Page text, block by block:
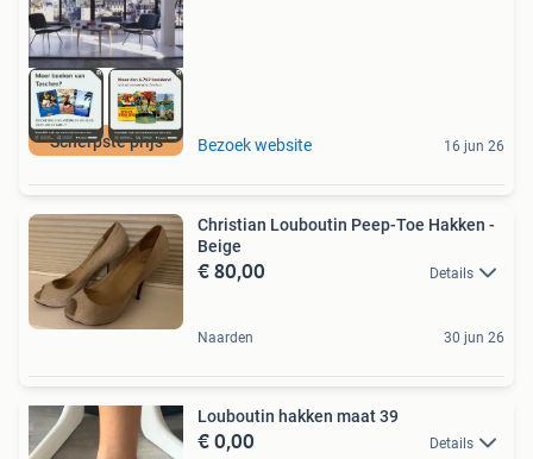
Scherpste prijs Bezoek website 16 jun 26
Christian Louboutin Peep-Toe Hakken -
Beige
€ 80,00 Details
Naarden 30 jun 26
Louboutin hakken maat 39
€ 0,00 Details